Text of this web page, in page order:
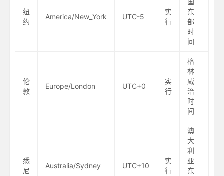
纽
约
America/New_York UTC-5
实
行
国
东
部
时
间
伦
敦
Europe/London UTC+0
实
行
格
林
威
治
时
间
悉
尼
Australia/Sydney UTC+10
实
行
澳
大
利
亚
东